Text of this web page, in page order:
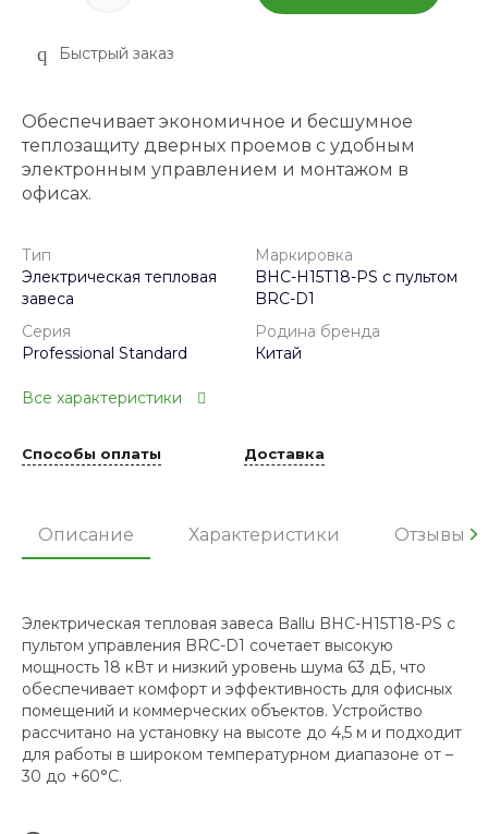
Быстрый заказ
Обеспечивает экономичное и бесшумное
теплозащиту дверных проемов с удобным
электронным управлением и монтажом в
офисах.
Тип
Электрическая тепловая
завеса
Маркировка
BHC-H15T18-PS с пультом
BRC-D1
Серия
Professional Standard
Родина бренда
Китай
Все характеристики
Способы оплаты Доставка
Описание Характеристики Отзывы
Электрическая тепловая завеса Ballu BHC-H15T18-PS с
пультом управления BRC-D1 сочетает высокую
мощность 18 кВт и низкий уровень шума 63 дБ, что
обеспечивает комфорт и эффективность для офисных
помещений и коммерческих объектов. Устройство
рассчитано на установку на высоте до 4,5 м и подходит
для работы в широком температурном диапазоне от –
30 до +60°С.